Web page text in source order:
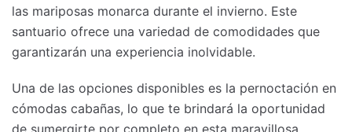
las mariposas monarca durante el invierno. Este
santuario ofrece una variedad de comodidades que
garantizarán una experiencia inolvidable.
Una de las opciones disponibles es la pernoctación en
cómodas cabañas, lo que te brindará la oportunidad